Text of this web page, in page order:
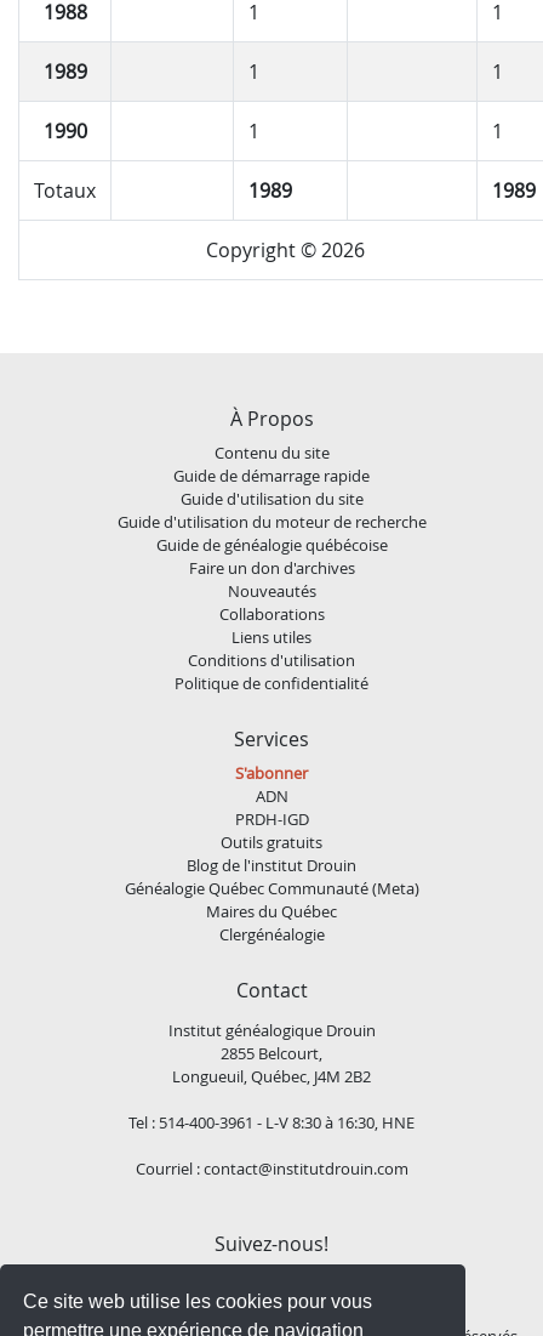
Ce site web utilise les cookies pour vous
permettre une expérience de navigation
1988 1 1
1989 1 1
1990 1 1
Totaux 1989 1989
Copyright © 2026
À Propos
Contenu du site
Guide de démarrage rapide
Guide d'utilisation du site
Guide d'utilisation du moteur de recherche
Guide de généalogie québécoise
Faire un don d'archives
Nouveautés
Collaborations
Liens utiles
Conditions d'utilisation
Politique de confidentialité
Services
S'abonner
ADN
PRDH-IGD
Outils gratuits
Blog de l'institut Drouin
Généalogie Québec Communauté (Meta)
Maires du Québec
Clergénéalogie
Contact
Institut généalogique Drouin
2855 Belcourt,
Longueuil, Québec, J4M 2B2
Tel : 514-400-3961 - L-V 8:30 à 16:30, HNE
Courriel :contact@institutdrouin.com
Suivez-nous!